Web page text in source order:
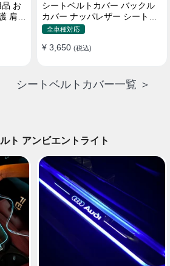
シートベルトカバー バックル
カバー ナッパレザー シートベ
ルトパッド 異音防止 傷防止 マ
全車種対応
¥ 3,650 (税込)
シートベルトカバー一覧 ＞
ト アンビエントライト